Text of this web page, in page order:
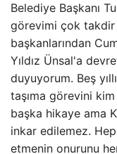
Belediye Başkanı
görevimi çok takdir
başkanlarından
Yıldız Ünsal'a
duyuyorum. Beş
taşıma görevini
başka hikaye ama
inkar edilemez.
etmenin onurunu